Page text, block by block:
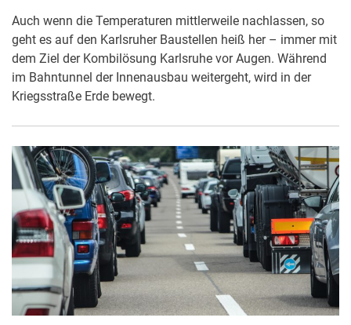
Auch wenn die Temperaturen mittlerweile nachlassen, so
geht es auf den Karlsruher Baustellen heiß her – immer mit
dem Ziel der Kombilösung Karlsruhe vor Augen. Während
im Bahntunnel der Innenausbau weitergeht, wird in der
Kriegsstraße Erde bewegt.